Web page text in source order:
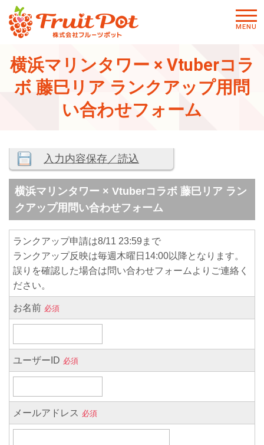
横浜マリンタワー × Vtuberコラ
ボ 藤巳リア ランクアップ用問
い合わせフォーム
メニ
MENU